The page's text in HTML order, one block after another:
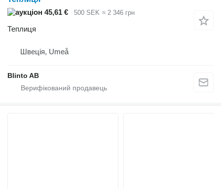
45,61 €
500 SEK ≈ 2 346 грн
Теплиця
Швеція, Umeå
Blinto AB